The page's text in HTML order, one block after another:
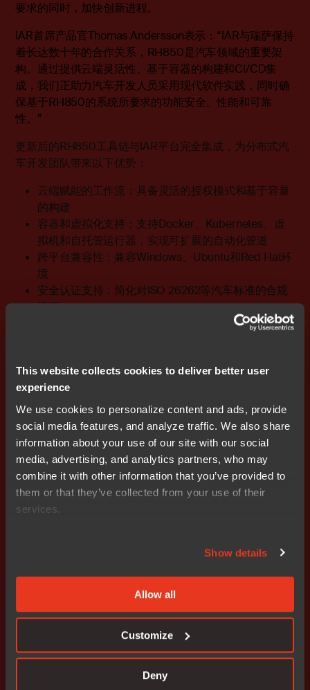
This website collects cookies to deliver better user
experience
We use cookies to personalize content and ads, provide
social media features, and analyze traffic. We also share
information about your use of our site with our social
media, advertising, and analytics partners, who may
combine it with other information that you’ve provided to
them or that they’ve collected from your use of their
services.
Show details
Allow all
Customize
Deny
要求的同时，加快创新进程。
IAR首席产品官Thomas Andersson表示： “IAR与瑞萨保持
着长达数十年的合作关系， RH850是汽车领域的重要架
构。通过提供云端灵活性、基于容器的构建和CI/CD集
成，我们正助力汽车开发人员采用现代软件实践，同时确
保基于RH850的系统所要求的功能安全、性能和可靠
性。 ”
更新后的RH850工具链与IAR平台完全集成，为分布式汽
车开发团队带来以下优势：
云端赋能的工作流：具备灵活的授权模式和基于容量
的构建
容器和虚拟化支持：支持Docker、Kubernetes、虚
拟机和自托管运行器，实现可扩展的自动化管道
跨平台兼容性：兼容Windows、Ubuntu和Red Hat环
境
安全认证支持：简化对ISO 26262等汽车标准的合规
流程
为开发人员提供了所需的灵活性，帮助他们更好地实践
DevOps，缩短产品上市时间，同时保持汽车系统所需的
高安全性与可靠性。”
IAR的RH850工具链提供经过TÜV SÜD认证的功能安全版
本，符合ISO 26262国际标准，能够有效降低认证复杂
度，让OEM和供应商更专注于创新。
作为IAR平台的组成部分，针对RH850的嵌入式开发解决
方案可与瑞萨RA、RX、RL78、RZ和RISC-V系列实现无
与合规性的同时，统一跨架构的开发工作流程。
为深入解读此次工具链升级如何赋能开发者，IAR中国与
瑞萨中国计划于近期联合举办一场专题技术网络研讨会，
的最新功能及对MCAL的深度支持进行详细讲解与演示。
敬请持续关注，获取更多活动详情 。